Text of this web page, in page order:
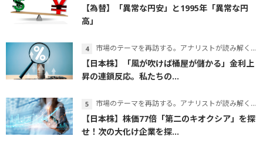
【為替】「異常な円安」と1995年「異常な円
高」
市場のテーマを再訪する。アナリストが読み解くテーマの本質
【日本株】「風が吹けば桶屋が儲かる」金利上
昇の連鎖反応。私たちの...
市場のテーマを再訪する。アナリストが読み解くテーマの本質
【日本株】株価77倍「第二のキオクシア」を探
せ！次の大化け企業を探...